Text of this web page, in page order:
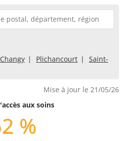
Changy Plichancourt
Saint-
Mise à jour le 21/05/26
aux soins
%